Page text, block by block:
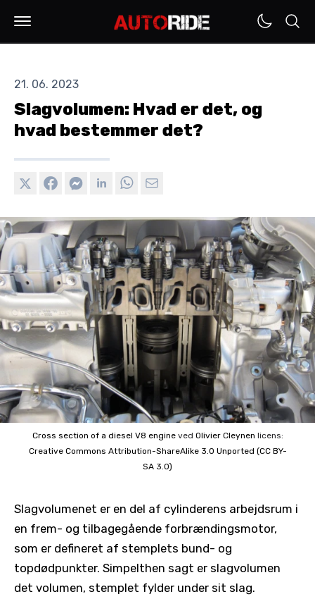
21. 06. 2023
Slagvolumen: Hvad er det, og
hvad bestemmer det?
Cross section of a diesel V8 engine ved Olivier Cleynen licens:
Creative Commons Attribution-ShareAlike 3.0 Unported (CC BY-
SA 3.0)
Slagvolumenet er en del af cylinderens arbejdsrum i
en frem- og tilbagegående forbrændingsmotor,
som er defineret af stemplets bund- og
topdødpunkter. Simpelthen sagt er slagvolumen
det volumen, stemplet fylder under sit slag.